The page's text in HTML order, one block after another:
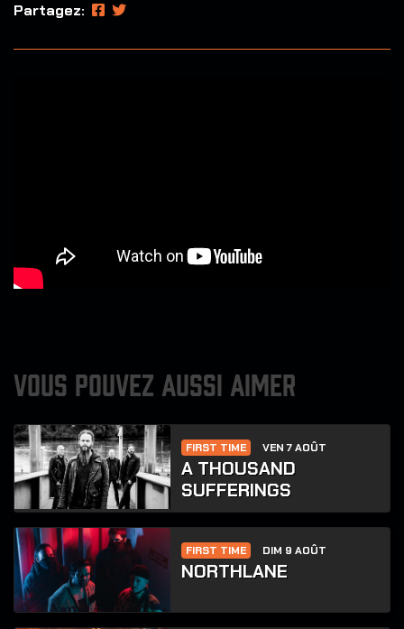
Partagez:
VOUS POUVEZ AUSSI AIMER
FIRST TIME VEN 7 AOÛT
A THOUSAND
SUFFERINGS
FIRST TIME DIM 9 AOÛT
NORTHLANE